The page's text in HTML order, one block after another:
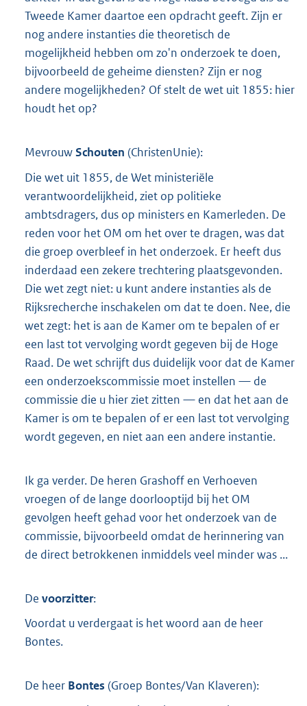
Tweede Kamer daartoe een opdracht geeft. Zijn er
nog andere instanties die theoretisch de
mogelijkheid hebben om zo'n onderzoek te doen,
bijvoorbeeld de geheime diensten? Zijn er nog
andere mogelijkheden? Of stelt de wet uit 1855: hier
houdt het op?
MevrouwSchouten (ChristenUnie):
Die wet uit 1855, de Wet ministeriële
verantwoordelijkheid, ziet op politieke
ambtsdragers, dus op ministers en Kamerleden. De
reden voor het OM om het over te dragen, was dat
die groep overbleef in het onderzoek. Er heeft dus
inderdaad een zekere trechtering plaatsgevonden.
Die wet zegt niet: u kunt andere instanties als de
Rijksrecherche inschakelen om dat te doen. Nee, die
wet zegt: het is aan de Kamer om te bepalen of er
een last tot vervolging wordt gegeven bij de Hoge
Raad. De wet schrijft dus duidelijk voor dat de Kamer
een onderzoekscommissie moet instellen — de
commissie die u hier ziet zitten — en dat het aan de
Kamer is om te bepalen of er een last tot vervolging
wordt gegeven, en niet aan een andere instantie.
Ik ga verder. De heren Grashoff en Verhoeven
vroegen of de lange doorlooptijd bij het OM
gevolgen heeft gehad voor het onderzoek van de
commissie, bijvoorbeeld omdat de herinnering van
de direct betrokkenen inmiddels veel minder was ...
De voorzitter:
Voordat u verdergaat is het woord aan de heer
Bontes.
De heer Bontes (Groep Bontes/Van Klaveren):